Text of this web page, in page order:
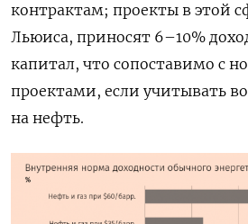
контрактам; проекты в этой
Льюиса, приносят 6–10%
капитал, что сопоставимо с
проектами, если учитывать
на нефть.